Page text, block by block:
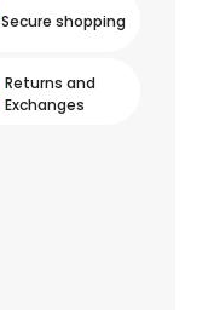
Secure shopping
Returns and
Exchanges